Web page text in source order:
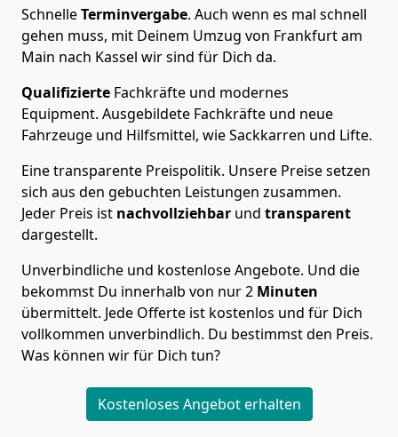
SchnelleTerminvergabe. Auch wenn es mal schnell
gehen muss, mit Deinem Umzug von Frankfurt am
Main nach Kassel wir sind für Dich da.
Qualifizierte Fachkräfte und modernes
Equipment. Ausgebildete Fachkräfte und neue
Fahrzeuge und Hilfsmittel, wie Sackkarren und Lifte.
Eine transparente Preispolitik. Unsere Preise setzen
sich aus den gebuchten Leistungen zusammen.
Jeder Preis ist nachvollziehbar und transparent
dargestellt.
Unverbindliche und kostenlose Angebote. Und die
bekommst Du innerhalb von nur2 Minuten
übermittelt. Jede Offerte ist kostenlos und für Dich
vollkommen unverbindlich. Du bestimmst den Preis.
Was können wir für Dich tun?
Kostenloses Angebot erhalten